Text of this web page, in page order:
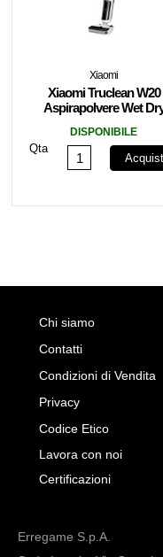
Xiaomi
Xiaomi Truclean W20
Aspirapolvere Wet
DISPONIBILE
Qta
Chi siamo
Contatti
Condizioni di Vendita
Privacy
Codice Etico
Lavora con noi
Certificazioni
Erregame S.p.A.